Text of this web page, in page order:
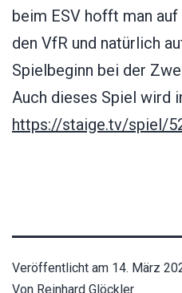
beim ESV hofft man
den VfR und natürlich
Spielbeginn bei der
Auch dieses Spiel wird
https://staige.tv/spiel/
Veröffentlicht am 14. März
Von Reinhard Glöckler